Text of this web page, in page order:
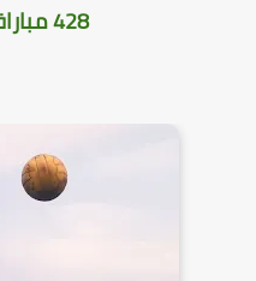
428 مباراة / 128 هدف